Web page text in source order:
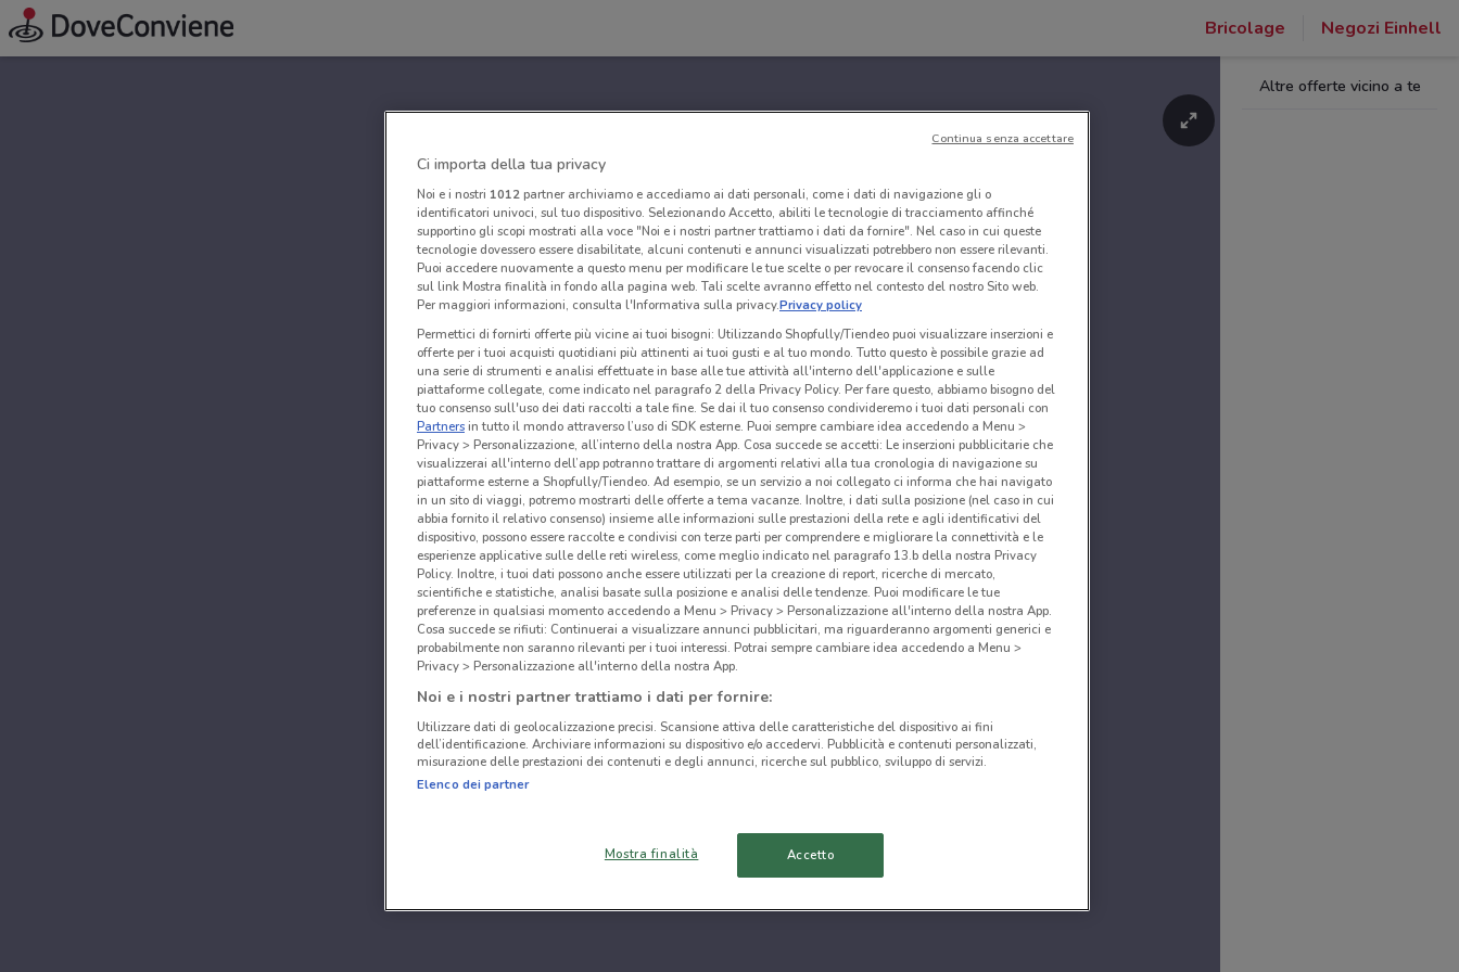
Bricolage Negozi Einhell
Altre offerte vicino a te
Ci importa della tua privacy
Noi e i nostri 1012partner archiviamo e accediamo ai dati personali, come i dati di navigazione gli o
identificatori univoci, sul tuo dispositivo. Selezionando Accetto, abiliti le tecnologie di tracciamento affinché
supportino gli scopi mostrati alla voce "Noi e i nostri partner trattiamo i dati da fornire". Nel caso in cui queste
tecnologie dovessero essere disabilitate, alcuni contenuti e annunci visualizzati potrebbero non essere rilevanti.
Puoi accedere nuovamente a questo menu per modificare le tue scelte o per revocare il consenso facendo clic
sul link Mostra finalità in fondo alla pagina web. Tali scelte avranno effetto nel contesto del nostro Sito web.
Per maggiori informazioni, consulta l'Informativa sulla privacy.Privacy policy
Permettici di fornirti offerte più vicine ai tuoi bisogni: Utilizzando Shopfully/Tiendeo puoi visualizzare inserzioni e
offerte per i tuoi acquisti quotidiani più attinenti ai tuoi gusti e al tuo mondo. Tutto questo è possibile grazie ad
una serie di strumenti e analisi effettuate in base alle tue attività all'interno dell'applicazione e sulle
piattaforme collegate, come indicato nel paragrafo 2 della Privacy Policy. Per fare questo, abbiamo bisogno del
tuo consenso sull'uso dei dati raccolti a tale fine. Se dai il tuo consenso condivideremo i tuoi dati personali con
Partnersin tutto il mondo attraverso l’uso di SDK esterne. Puoi sempre cambiare idea accedendo a Menu >
Privacy > Personalizzazione, all’interno della nostra App. Cosa succede se accetti: Le inserzioni pubblicitarie che
visualizzerai all'interno dell’app potranno trattare di argomenti relativi alla tua cronologia di navigazione su
piattaforme esterne a Shopfully/Tiendeo. Ad esempio, se un servizio a noi collegato ci informa che hai navigato
in un sito di viaggi, potremo mostrarti delle offerte a tema vacanze. Inoltre, i dati sulla posizione (nel caso in cui
abbia fornito il relativo consenso) insieme alle informazioni sulle prestazioni della rete e agli identificativi del
dispositivo, possono essere raccolte e condivisi con terze parti per comprendere e migliorare la connettività e le
esperienze applicative sulle delle reti wireless, come meglio indicato nel paragrafo 13.b della nostra Privacy
Policy. Inoltre, i tuoi dati possono anche essere utilizzati per la creazione di report, ricerche di mercato,
scientifiche e statistiche, analisi basate sulla posizione e analisi delle tendenze. Puoi modificare le tue
preferenze in qualsiasi momento accedendo a Menu > Privacy > Personalizzazione all'interno della nostra App.
Cosa succede se rifiuti: Continuerai a visualizzare annunci pubblicitari, ma riguarderanno argomenti generici e
probabilmente non saranno rilevanti per i tuoi interessi. Potrai sempre cambiare idea accedendo a Menu >
Privacy > Personalizzazione all'interno della nostra App.
Noi e i nostri partner trattiamo i dati per fornire:
Utilizzare dati di geolocalizzazione precisi. Scansione attiva delle caratteristiche del dispositivo ai fini
dell’identificazione. Archiviare informazioni su dispositivo e/o accedervi. Pubblicità e contenuti personalizzati,
misurazione delle prestazioni dei contenuti e degli annunci, ricerche sul pubblico, sviluppo di servizi.
Elenco dei partner
Mostra finalità Accetto
Continua senza accettare